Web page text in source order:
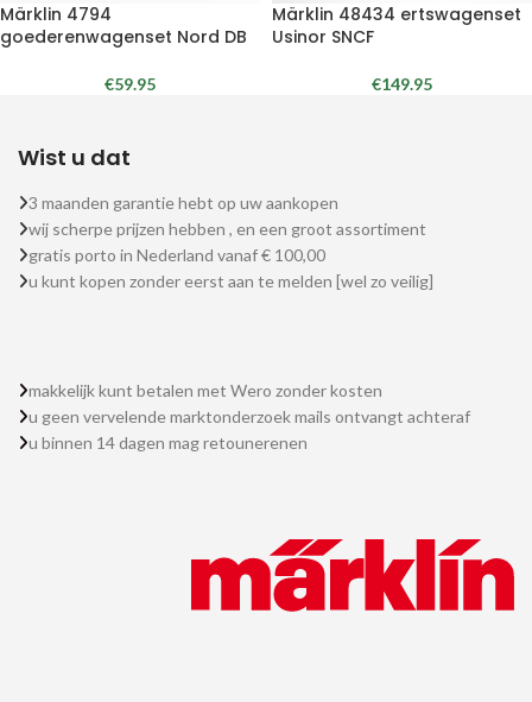
Märklin 4794
goederenwagenset Nord DB
€59.95
Märklin 48434 ertswagenset
Usinor SNCF
€149.95
Wist u dat
3 maanden garantie hebt op uw aankopen
wij scherpe prijzen hebben , en een groot assortiment
gratis porto in Nederland vanaf € 100,00
u kunt kopen zonder eerst aan te melden [wel zo veilig]
makkelijk kunt betalen met Wero zonder kosten
u geen vervelende marktonderzoek mails ontvangt achteraf
u binnen 14 dagen mag retounerenen